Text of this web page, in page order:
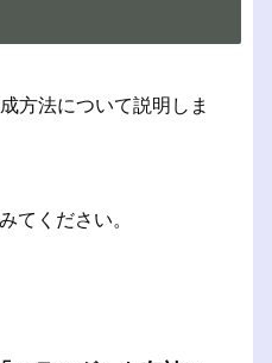
方法について説明しま
てください。